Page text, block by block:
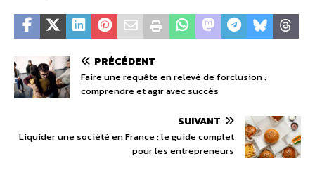
PRÉCÉDENT
Faire une requête en relevé de forclusion :
comprendre et agir avec succès
SUIVANT
Liquider une société en France : le guide complet
pour les entrepreneurs